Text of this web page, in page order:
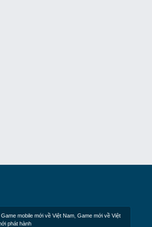
Game mobile mới về Việt Nam Game mới về Việt
phát hành